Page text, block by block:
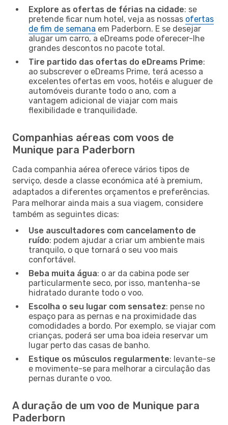
Explore as ofertas de férias na cidade: se
pretende ficar num hotel, veja as nossas ofertas
de fim de semana em Paderborn. E se desejar
alugar um carro, a eDreams pode oferecer-lhe
grandes descontos no pacote total.
Tire partido das ofertas do eDreams Prime:
ao subscrever o eDreams Prime, terá acesso a
excelentes ofertas em voos, hotéis e aluguer de
automóveis durante todo o ano, com a
vantagem adicional de viajar com mais
flexibilidade e tranquilidade.
Companhias aéreas com voos de
Munique para Paderborn
Cada companhia aérea oferece vários tipos de
serviço, desde a classe económica até à premium,
adaptados a diferentes orçamentos e preferências.
Para melhorar ainda mais a sua viagem, considere
também as seguintes dicas:
Use auscultadores com cancelamento de
ruído: podem ajudar a criar um ambiente mais
tranquilo, o que tornará o seu voo mais
confortável.
Beba muita água: o ar da cabina pode ser
particularmente seco, por isso, mantenha-se
hidratado durante todo o voo.
Escolha o seu lugar com sensatez: pense no
espaço para as pernas e na proximidade das
comodidades a bordo. Por exemplo, se viajar com
crianças, poderá ser uma boa ideia reservar um
lugar perto das casas de banho.
Estique os músculos regularmente: levante-se
e movimente-se para melhorar a circulação das
pernas durante o voo.
A duração de um voo de Munique para
Paderborn